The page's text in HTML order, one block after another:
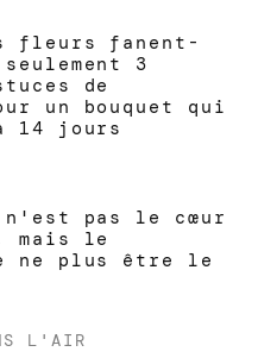
fleurs fanent-
3
de
un bouquet qui
14 jours
pas le cœur
mais le
ne plus être le
L'AIR